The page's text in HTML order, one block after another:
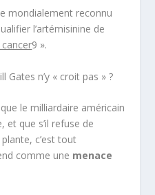
mondialement reconnu
l’artémisinine de
9 ».
Gates n’y « croit pas » ?
le milliardaire américain
et que s’il refuse de
c’est tout
comme une menace